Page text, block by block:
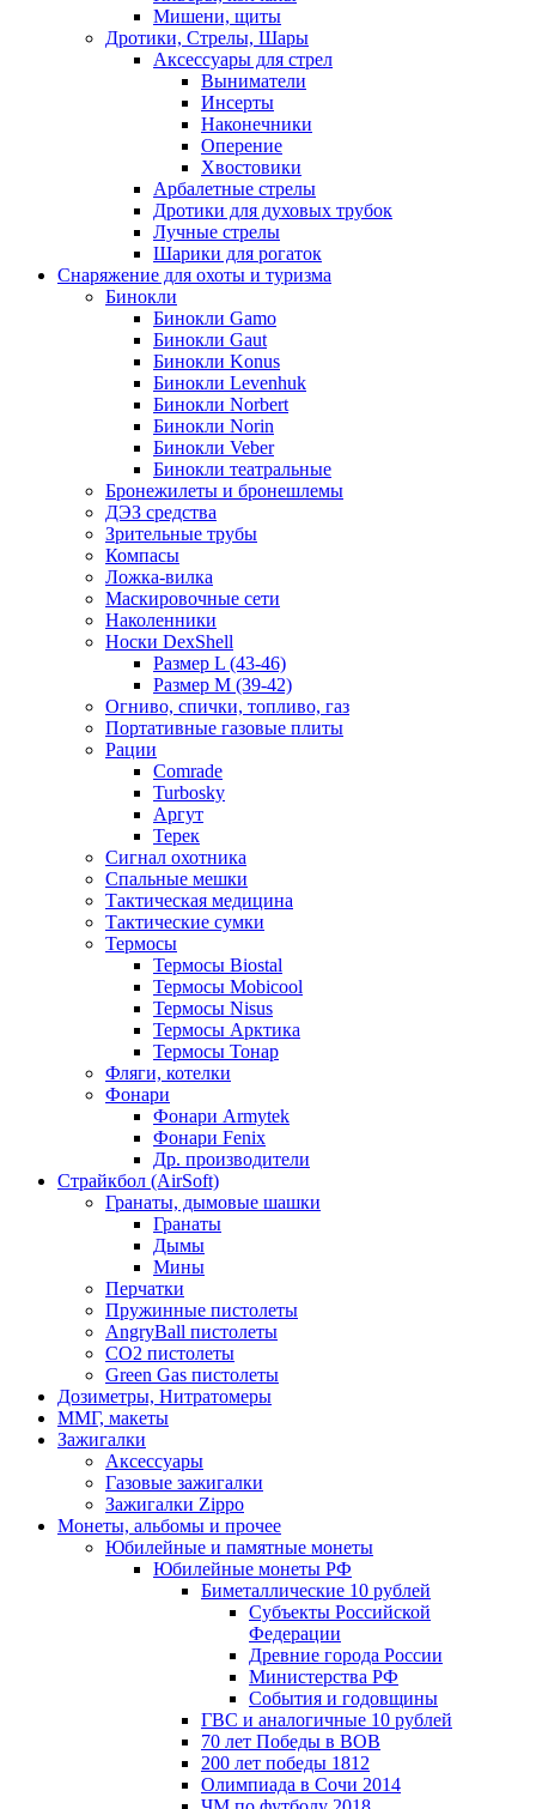
Мишени, щиты
Дротики, Стрелы, Шары
Аксессуары для стрел
Выниматели
Инсерты
Наконечники
Оперение
Хвостовики
Арбалетные стрелы
Дротики для духовых трубок
Лучные стрелы
Шарики для рогаток
Снаряжение для охоты и туризма
Бинокли
Бинокли Gamo
Бинокли Gaut
Бинокли Konus
Бинокли Levenhuk
Бинокли Norbert
Бинокли Norin
Бинокли Veber
Бинокли театральные
Бронежилеты и бронешлемы
ДЭЗ средства
Зрительные трубы
Компасы
Ложка-вилка
Маскировочные сети
Наколенники
Носки DexShell
Размер L (43-46)
Размер M (39-42)
Огниво, спички, топливо, газ
Портативные газовые плиты
Рации
Comrade
Turbosky
Аргут
Терек
Сигнал охотника
Спальные мешки
Тактическая медицина
Тактические сумки
Термосы
Термосы Biostal
Термосы Mobicool
Термосы Nisus
Термосы Арктика
Термосы Тонар
Фляги, котелки
Фонари
Фонари Armytek
Фонари Fenix
Др. производители
Страйкбол (AirSoft)
Гранаты, дымовые шашки
Гранаты
Дымы
Мины
Перчатки
Пружинные пистолеты
AngryBall пистолеты
CO2 пистолеты
Green Gas пистолеты
Дозиметры, Нитратомеры
ММГ, макеты
Зажигалки
Аксессуары
Газовые зажигалки
Зажигалки Zippo
Монеты, альбомы и прочее
Юбилейные и памятные монеты
Юбилейные монеты РФ
Биметаллические 10 рублей
Субъекты Российской
Федерации
Древние города России
Министерства РФ
События и годовщины
ГВС и аналогичные 10 рублей
70 лет Победы в ВОВ
200 лет победы 1812
Олимпиада в Сочи 2014